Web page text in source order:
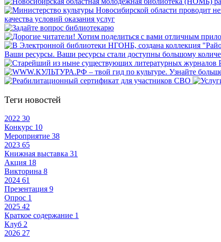
Теги новостей
2022 30
Конкурс 10
Мероприятие 38
2023 65
Книжная выставка 31
Акция 18
Викторина 8
2024 61
Презентация 9
Опрос 1
2025 42
Краткое содержание 1
Клуб 2
2026 27